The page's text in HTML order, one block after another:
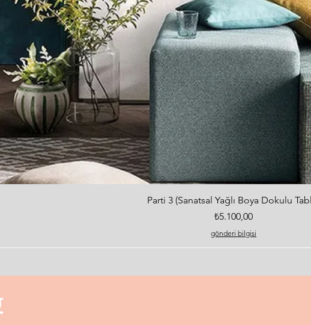
Hızlı Bakış
Parti 3 (Sanatsal Yağlı Boya Dokulu
Fiyat
₺5.100,00
gönderi bilgisi